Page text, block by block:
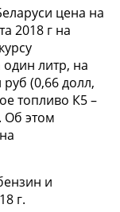
цена на
2018 г на
литр, на
(0,66 долл,
топливо К5 –
Об этом
и
г.